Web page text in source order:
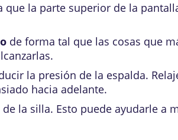
que la parte superior de la
de forma tal que las cosas que
la presión de la espalda.
hacia adelante.
la silla. Esto puede ayudarle a